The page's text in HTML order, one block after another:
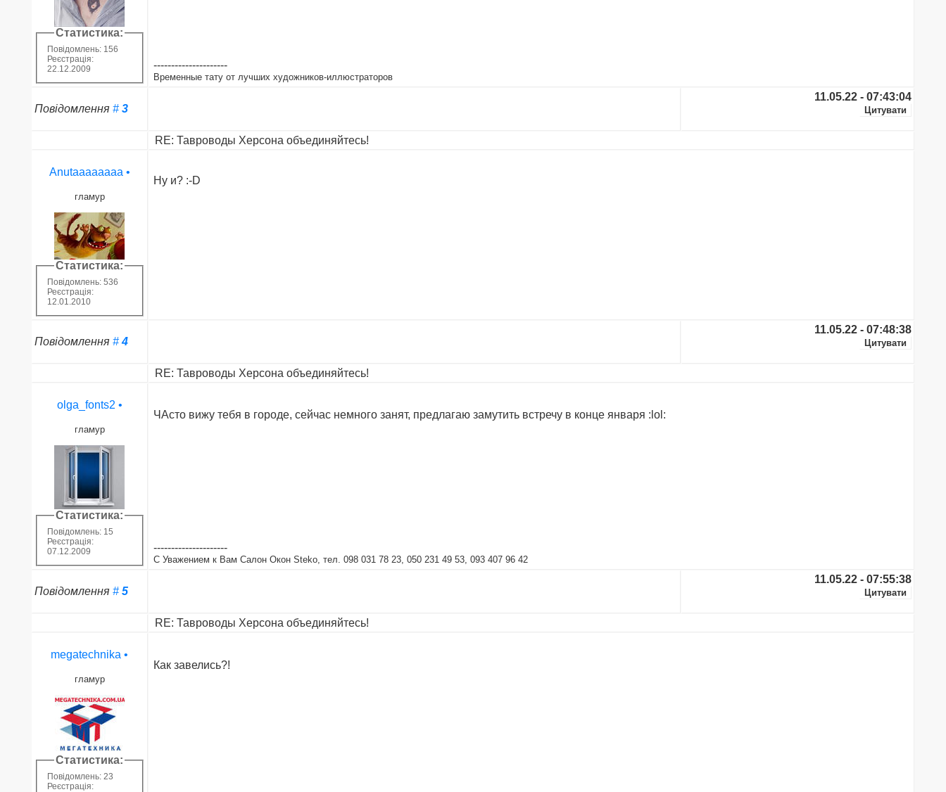
Статистика:
Повідомлень: 156
Реєстрація:
22.12.2009
---------------------
Временные тату от лучших художников-иллюстраторов
Повідомлення # 3
11.05.22 - 07:43:04
RE: Тавроводы Херсона объединяйтесь!
Anutaaaaaaaa •
гламур
Статистика:
Повідомлень: 536
Реєстрація:
12.01.2010
Ну и? :-D
Повідомлення #4
11.05.22 - 07:48:38
RE: Тавроводы Херсона объединяйтесь!
olga_fonts2 •
гламур
Статистика:
Повідомлень: 15
Реєстрація:
07.12.2009
ЧАсто вижу тебя в городе, сейчас немного занят, предлагаю замутить встречу в конце января :lol:
---------------------
С Уважением к Вам Салон Окон Steko, тел. 098 031 78 23, 050 231 49 53, 093 407 96 42
Повідомлення # 5
11.05.22 - 07:55:38
RE: Тавроводы Херсона объединяйтесь!
megatechnika •
гламур
Статистика:
Повідомлень: 23
Реєстрація:
Как завелись?!